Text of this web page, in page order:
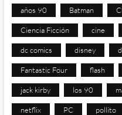
años 90 Batman
Ciencia Ficción cine
dc comics disney
Fantastic Four flash
jack kirby los 90
netflix PC pollito